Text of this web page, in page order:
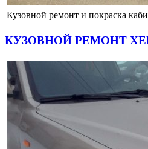
Кузовной ремонт и покраска
КУЗОВНОЙ РЕМОНТ